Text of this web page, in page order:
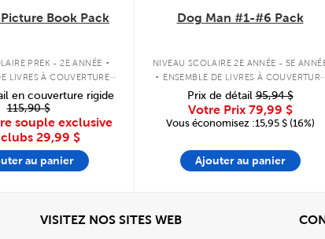
Book Pack
PREK - 2E ANNÉE .
LIVRES À COUVERTURE
en couverture rigide
115,90 $
souple exclusive
29,99 $
au panier
Dog Man #1-#6 Pack
NIVEAU SCOLAIRE 2E ANNÉE - 5E
. ENSEMBLE DE LIVRES À COUVERTURE
RIGIDE
Prix de détail95,94 $
Votre Prix 79,99 $
Vous économisez :15,95 $ (16%)
Ajouter au panier
VISITEZ NOS SITES WEBAfficher